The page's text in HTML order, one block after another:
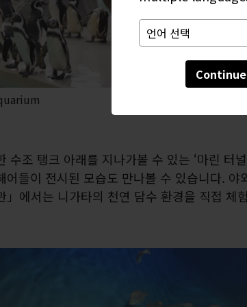
Continue
수조 탱크 아래를 지나가볼 수 있는 ‘마린 터
어들이 전시된 모습도 만나볼 수 있습니다. 야
」에서는 니가타의 천연 담수 환경을 직접 체